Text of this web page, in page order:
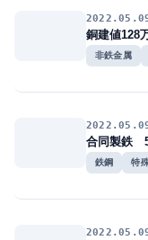
銅建値128
非鉄金属
合同製鉄
鉄鋼 特